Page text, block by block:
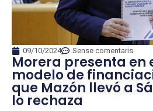
09/10/2024 Sense comentaris
Morera presenta en
modelo de
que Mazón llevó a
lo rechaza